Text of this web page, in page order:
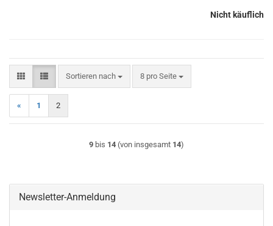
Nicht käuflich
Sortieren nach
Sortieren nach 8 pro Seite
pro Seite
« 1 2
9 bis 14 (von insgesamt 14)
Newsletter-Anmeldung